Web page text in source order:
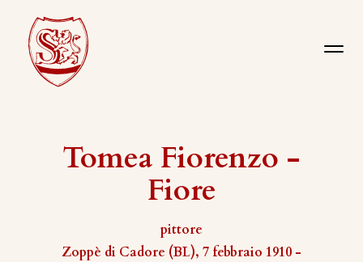
Tomea Fiorenzo -
Fiore
pittore
Zoppè di Cadore (BL), 7 febbraio 1910 -